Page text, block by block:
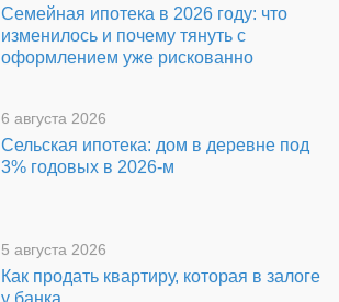
Семейная ипотека в 2026 году: что
изменилось и почему тянуть с
оформлением уже рискованно
6 августа 2026
Сельская ипотека: дом в деревне под
3% годовых в 2026-м
5 августа 2026
Как продать квартиру, которая в залоге